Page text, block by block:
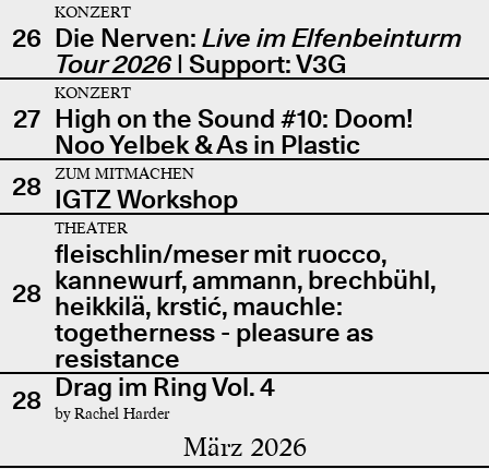
26
KONZERT
Die Nerven: Live im Elfenbeinturm
Tour 2026| Support: V3G
27
KONZERT
High on the Sound #10: Doom!
Noo Yelbek & As in Plastic
28
ZUM MITMACHEN
IGTZ Workshop
28
THEATER
fleischlin/meser mit ruocco,
kannewurf, ammann, brechbühl,
heikkilä, krstić, mauchle:
togetherness - pleasure as
resistance
28 Drag im Ring Vol. 4
by Rachel Harder
März 2026